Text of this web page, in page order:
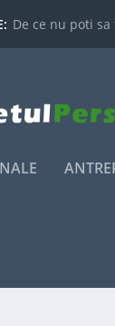
De ce nu poti